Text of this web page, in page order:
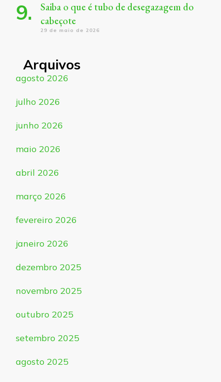
Saiba o que é tubo de desegazagem do
cabeçote
29 de maio de 2026
Arquivos
agosto 2026
julho 2026
junho 2026
maio 2026
abril 2026
março 2026
fevereiro 2026
janeiro 2026
dezembro 2025
novembro 2025
outubro 2025
setembro 2025
agosto 2025